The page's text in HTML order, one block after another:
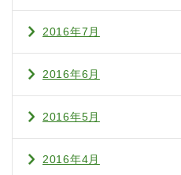
2016年7月
2016年6月
2016年5月
2016年4月